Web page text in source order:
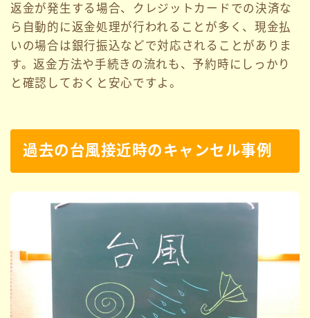
返金が発生する場合、クレジットカードでの決済な
ら自動的に返金処理が行われることが多く、現金払
いの場合は銀行振込などで対応されることがありま
す。返金方法や手続きの流れも、予約時にしっかり
と確認しておくと安心ですよ。
過去の台風接近時のキャンセル事例